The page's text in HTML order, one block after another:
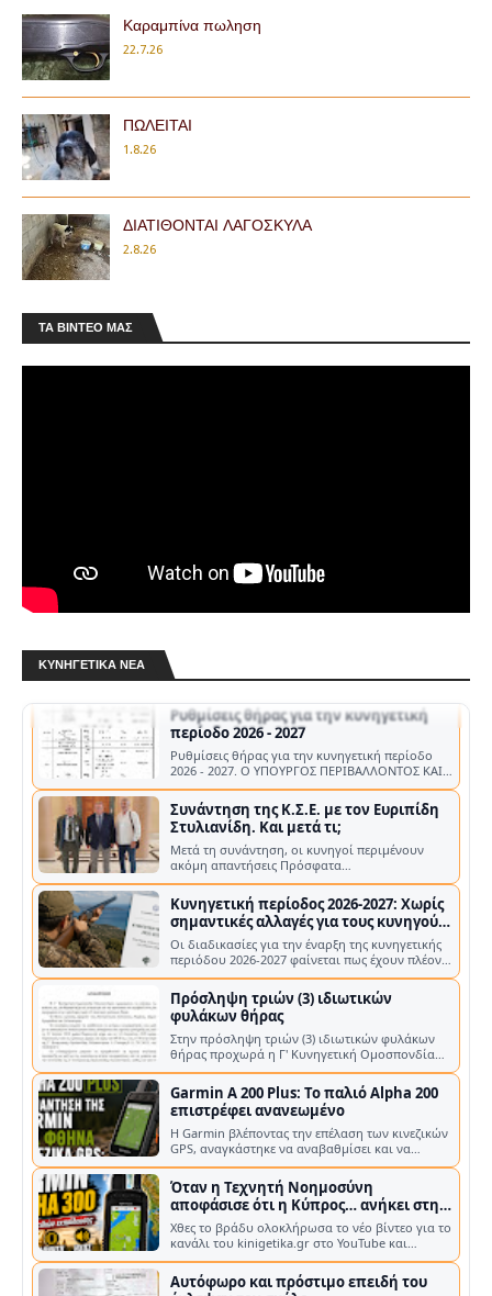
Καραμπίνα πωληση
22.7.26
ΠΩΛΕΙΤΑΙ
1.8.26
ΔΙΑΤΙΘΟΝΤΑΙ ΛΑΓΟΣΚΥΛΑ
2.8.26
ΤΑ ΒΊΝΤΕΟ ΜΑΣ
ΚΥΝΗΓΕΤΙΚΆ ΝΈΑ
Ενόψει της έναρξης της κυνηγετικής περιόδου
2026-2027, ο Πρόεδρος της Κυνηγετικής
αδειών θήρας, καθώς και η ετήσια συνδρομή
Ρυθμίσεις θήρας για την κυνηγετική
περίοδο 2026 - 2027
Ρυθμίσεις θήρας για την κυνηγετική περίοδο
2026 - 2027. Ο ΥΠΟΥΡΓΟΣ ΠΕΡΙΒΑΛΛΟΝΤΟΣ ΚΑΙ
ΕΝΕΡΓΕΙΑΣ Α. ΔΙΑΡΚΕΙΑ ΚΥΝΗΓΕΤΙΚΗΣ …
Συνάντηση της Κ.Σ.Ε. με τον Ευριπίδη
Στυλιανίδη. Και μετά τι;
Μετά τη συνάντηση, οι κυνηγοί περιμένουν
ακόμη απαντήσεις Πρόσφατα
πραγματοποιήθηκε συνάντηση της Κυνηγετικής
Συνομοσπο…
Κυνηγετική περίοδος 2026-2027: Χωρίς
σημαντικές αλλαγές για τους κυνηγούς
– Νέα κατανομή στα τέλη των αδειών
θήρας
Οι διαδικασίες για την έναρξη της κυνηγετικής
περιόδου 2026-2027 φαίνεται πως έχουν πλέον
ολοκληρωθεί σε επίπεδο υπουργ…
Πρόσληψη τριών (3) ιδιωτικών
φυλάκων θήρας
Στην πρόσληψη τριών (3) ιδιωτικών φυλάκων
θήρας προχωρά η Γ' Κυνηγετική Ομοσπονδία
Πελοποννήσου (Γ' Κ.Ο.Π.) , με στόχο …
Garmin A 200 Plus: Το παλιό Alpha 200
επιστρέφει ανανεωμένο
Η Garmin βλέποντας την επέλαση των κινεζικών
GPS, αναγκάστηκε να αναβαθμίσει και να
επανακυκλοφορήσει το παλιό A200 Η G…
Όταν η Τεχνητή Νοημοσύνη
αποφάσισε ότι η Κύπρος… ανήκει στην
Τουρκία!
Χθες το βράδυ ολοκλήρωσα το νέο βίντεο για το
κανάλι του kinigetika.gr στο YouTube και
έφτιαξα τη μικρογραφία του, δηλα…
Αυτόφωρο και πρόστιμο επειδή του